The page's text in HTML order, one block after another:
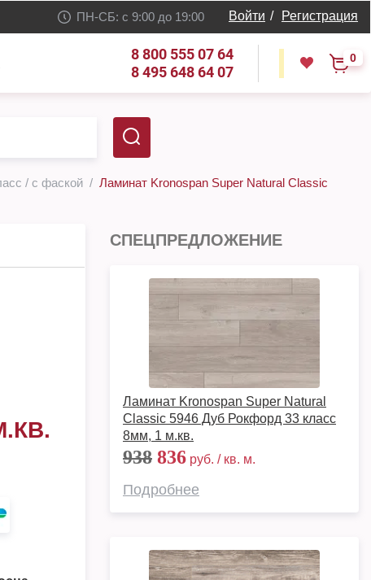
ПН-СБ: с 9:00 до 19:00 Войти / Регистрация
8 800 555 07 64
8 495 648 64 07
0
/ с фаской
Ламинат Kronospan Super Natural Classic
СПЕЦПРЕДЛОЖЕНИЕ
Ламинат Kronospan Super Natural
Classic 5946 Дуб Рокфорд 33 класс
8мм, 1 м.кв.
938 836 руб. / кв. м.
Подробнее